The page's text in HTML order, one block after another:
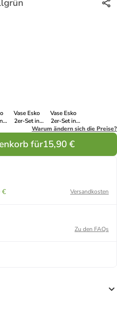
Vase Esko
2er-Set in
braun
Vase Esko
2er-Set in
creme
Warum ändern sich die Preise?
für15,90 €
€
Versandkosten
Zu den FAQs